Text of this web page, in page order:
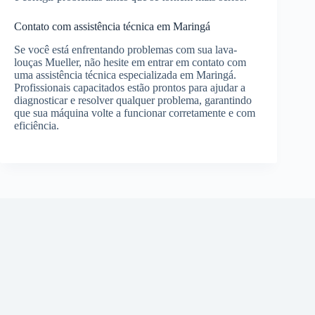
Contato com assistência técnica em Maringá
Se você está enfrentando problemas com sua lava-
louças Mueller, não hesite em entrar em contato com
uma assistência técnica especializada em Maringá.
Profissionais capacitados estão prontos para ajudar a
diagnosticar e resolver qualquer problema, garantindo
que sua máquina volte a funcionar corretamente e com
eficiência.